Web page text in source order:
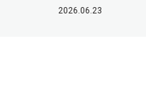
2026.06.23